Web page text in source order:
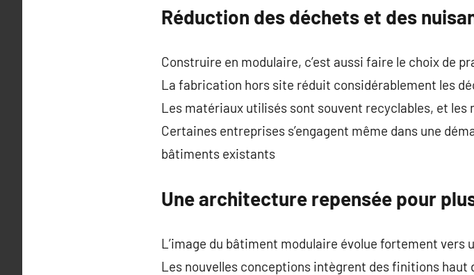
Réduction des déchets et des
Construire en modulaire, c’est aussi faire le choix de
La fabrication hors site réduit considérablement les
Les matériaux utilisés sont souvent recyclables, et les
Certaines entreprises s’engagent même dans une
bâtiments existants
Une architecture repensée pour
L’image du bâtiment modulaire évolue fortement vers
Les nouvelles conceptions intègrent des finitions haut